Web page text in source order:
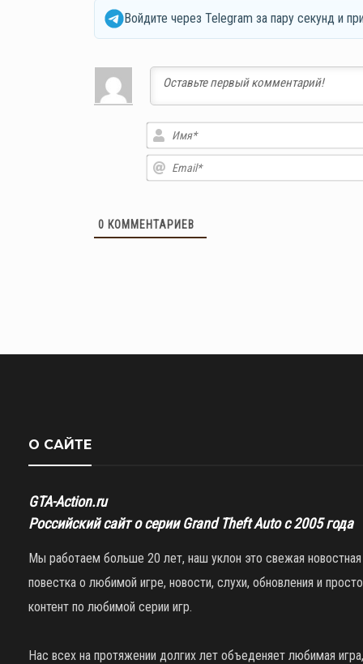
Войдите через Telegram за пару секунд и
0 КОММЕНТАРИЕВ
О САЙТЕ
GTA-Action.ru
Российский сайт о серии Grand Theft Auto с 2005 года
Мы работаем больше 20 лет, наш уклон это свежая новостная
повестка о любимой игре, новости, слухи, обновления и просто
контент по любимой серии игр.
Нас всех на протяжении долгих лет объеденяет любимая игра,